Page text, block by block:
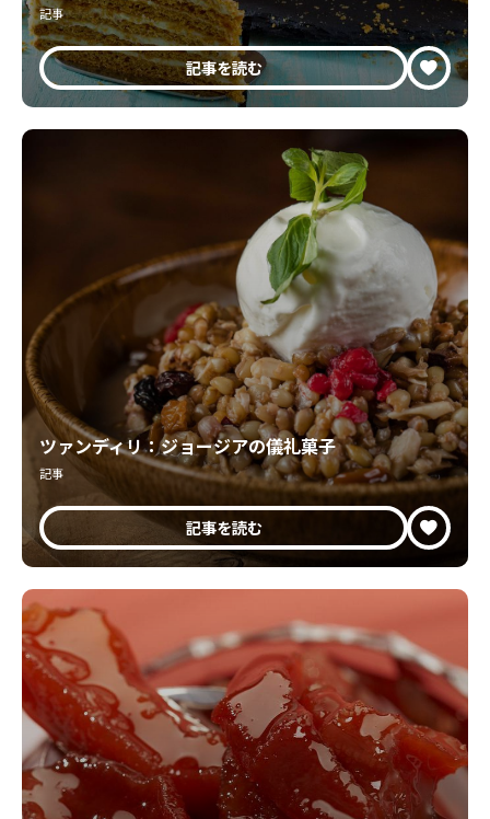
記事
記事を読む
ツァンディリ：ジョージアの儀礼菓子
記事
記事を読む